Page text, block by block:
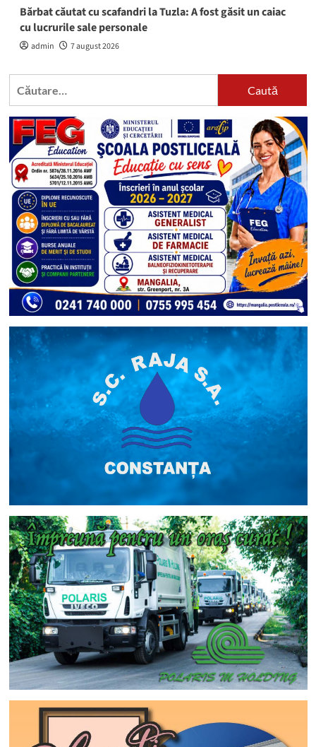
Bărbat căutat cu scafandri la Tuzla: A fost găsit un caiac
cu lucrurile sale personale
admin 7 august 2026
Caută